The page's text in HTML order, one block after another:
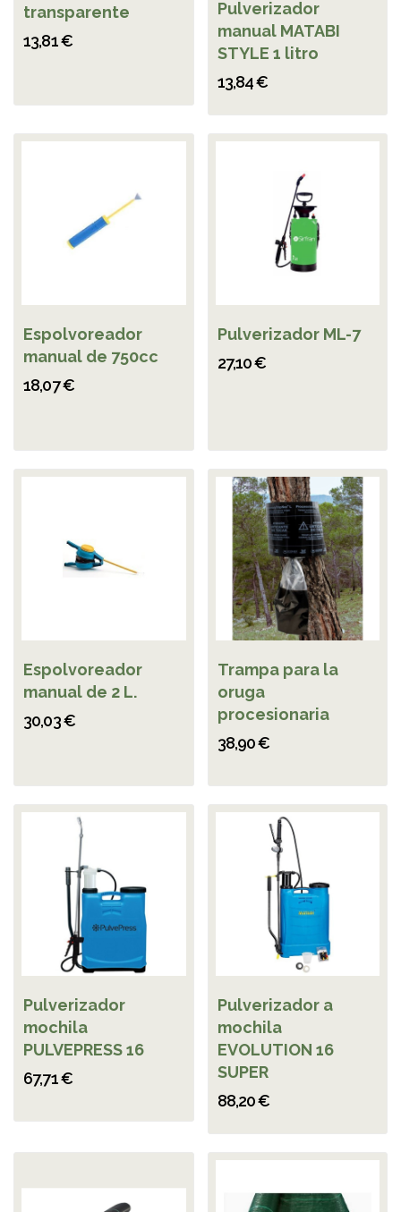
transparente
13,81 €
Pulverizador
manual MATABI
STYLE 1 litro
13,84 €
Espolvoreador
manual de 750cc
18,07 €
Pulverizador ML-7
27,10 €
Espolvoreador
manual de 2 L.
30,03 €
Trampa para la
oruga
procesionaria
38,90 €
Pulverizador
mochila
PULVEPRESS 16
67,71 €
Pulverizador a
mochila
EVOLUTION 16
SUPER
88,20 €